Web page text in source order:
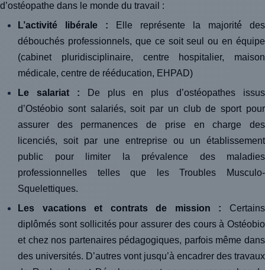
d’ostéopathe dans le monde du travail :
L’activité libérale :
Elle représente la majorité́ des
débouchés professionnels, que ce soit seul ou en équipe
(cabinet pluridisciplinaire, centre hospitalier, maison
médicale, centre de rééducation, EHPAD)
Le salariat :
De plus en plus d’ostéopathes issus
d’Ostéobio sont salariés, soit par un club de sport pour
assurer des permanences de prise en charge des
licenciés, soit par une entreprise ou un établissement
public pour limiter la prévalence des maladies
professionnelles telles que les Troubles Musculo-
Squelettiques.
Les vacations et contrats de mission : Certains
diplômés sont sollicités pour assurer des cours à Ostéobio
et chez nos partenaires pédagogiques, parfois même dans
des universités. D’autres vont jusqu’à encadrer des travaux